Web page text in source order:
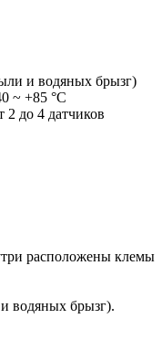
и водяных брызг)
~ +85 °С
2 до 4 датчиков
расположены клемы
водяных брызг).